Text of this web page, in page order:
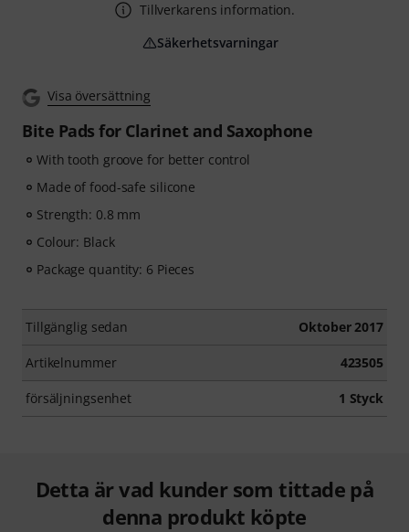
Visa översättning
Bite Pads for Clarinet and Saxophone
With tooth groove for better control
Made of food-safe silicone
Strength: 0.8 mm
Colour: Black
Package quantity: 6 Pieces
Tillgänglig sedan Oktober 2017
Artikelnummer 423505
försäljningsenhet 1 Styck
Tillverkarens information.
Säkerhetsvarningar
Detta är vad kunder som tittade på
denna produkt köpte